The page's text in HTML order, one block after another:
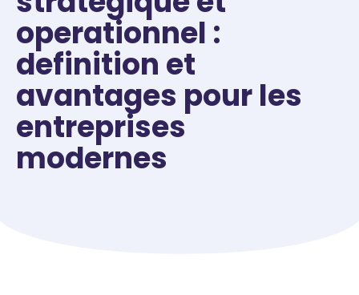
operationnel :
definition et
avantages pour les
entreprises
modernes